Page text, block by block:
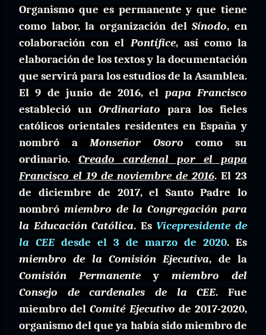
Organismo que es permanente y que tiene
como labor, la organización delSínodo, en
colaboración con el Pontífice, así como la
elaboración de los textos y la documentación
que servirá para los estudios de la Asamblea.
El 9 de junio de 2016, el papa Francisco
estableció un Ordinariato para los fieles
católicos orientales residentes en España y
nombró aMonseñor Osoro como su
ordinario.
Creado cardenal por el papa
Francisco el 19 de noviembre de 2016. El 23
de diciembre de 2017, el Santo Padre lo
nombró miembro de la Congregación para
la Educación Católica. Es Vicepresidente de
la CEE desde el 3 de marzo de 2020. Es
miembro de la Comisión Ejecutiva, de la
Comisión Permanente y miembro del
Consejo de cardenales de la CEE. Fue
miembro delComité Ejecutivo de 2017-2020,
organismo del que ya había sido miembro de